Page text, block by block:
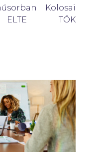
Kolosai
TÓK